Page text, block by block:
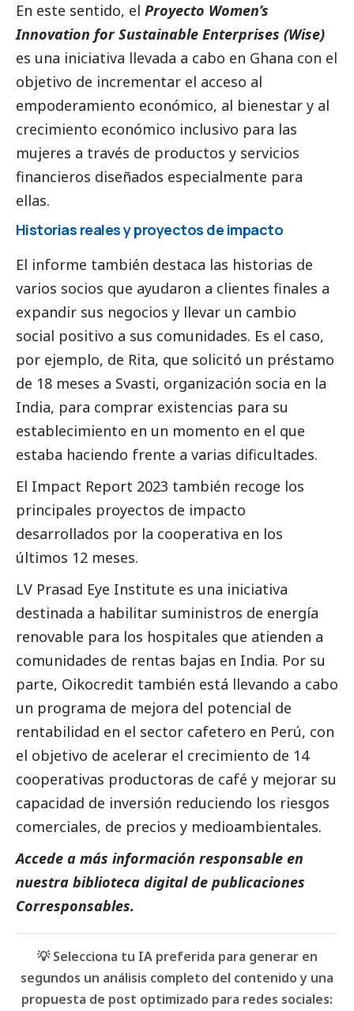
En este sentido, el Proyecto Women’s
Innovation for Sustainable Enterprises (Wise)
es una iniciativa llevada a cabo en Ghana con el
objetivo de incrementar el acceso al
empoderamiento económico, al bienestar y al
crecimiento económico inclusivo para las
mujeres a través de productos y servicios
financieros diseñados especialmente para
ellas.
Historias reales y proyectos de impacto
El informe también destaca las historias de
varios socios que ayudaron a clientes finales a
expandir sus negocios y llevar un cambio
social positivo a sus comunidades. Es el caso,
por ejemplo, de Rita, que solicitó un préstamo
de 18 meses a Svasti, organización socia en la
India, para comprar existencias para su
establecimiento en un momento en el que
estaba haciendo frente a varias dificultades.
El Impact Report 2023 también recoge los
principales proyectos de impacto
desarrollados por la cooperativa en los
últimos 12 meses.
LV Prasad Eye Institute es una iniciativa
destinada a habilitar suministros de energía
renovable para los hospitales que atienden a
comunidades de rentas bajas en India. Por su
parte, Oikocredit también está llevando a cabo
un programa de mejora del potencial de
rentabilidad en el sector cafetero en Perú, con
el objetivo de acelerar el crecimiento de 14
cooperativas productoras de café y mejorar su
capacidad de inversión reduciendo los riesgos
comerciales, de precios y medioambientales.
Accede a más información responsable en
nuestra biblioteca digital de publicaciones
Corresponsables.
💡 Selecciona tu IA preferida para generar en
segundos un análisis completo del contenido y una
propuesta de post optimizado para redes sociales: